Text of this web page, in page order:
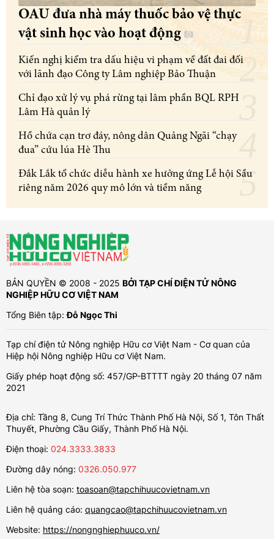
OAU đưa nhà máy thuốc bảo vệ thực
vật sinh học vào hoạt động
Kiến nghị kiểm tra dấu hiệu vi phạm về đất đai đối
với lãnh đạo Công ty Lâm nghiệp Bảo Thuận
Chỉ đạo xử lý vụ phá rừng tại lâm phần BQL RPH
Lâm Hà quản lý
Hồ chứa cạn trơ đáy, nông dân Quảng Ngãi “chạy
đua” cứu lúa Hè Thu
Đắk Lắk tổ chức diễu hành xe hưởng ứng Lễ hội Sầu
riêng năm 2026 quy mô lớn và tiềm năng
BẢN QUYỀN © 2008 - 2025 BỞI TẠP CHÍ ĐIỆN TỬ NÔNG
NGHIỆP HỮU CƠ VIỆT NAM
Tổng Biên tập:Đỗ Ngọc Thi
Tạp chí điện tử Nông nghiệp Hữu cơ Việt Nam - Cơ quan của
Hiệp hội Nông nghiệp Hữu cơ Việt Nam.
Giấy phép hoạt động số: 457/GP-BTTTT ngày 20 tháng 07 năm
2021
Địa chỉ: Tầng 8, Cung Trí Thức Thành Phố Hà Nội, Số 1, Tôn Thất
Thuyết, Phường Cầu Giấy, Thành Phố Hà Nội.
Điện thoại: 024.3333.3833
Đường dây nóng: 0326.050.977
Liên hệ tòa soạn: toasoan@tapchihuucovietnam.vn
Liên hệ quảng cáo: quangcao@tapchihuucovietnam.vn
Website: https://nongnghiephuuco.vn/